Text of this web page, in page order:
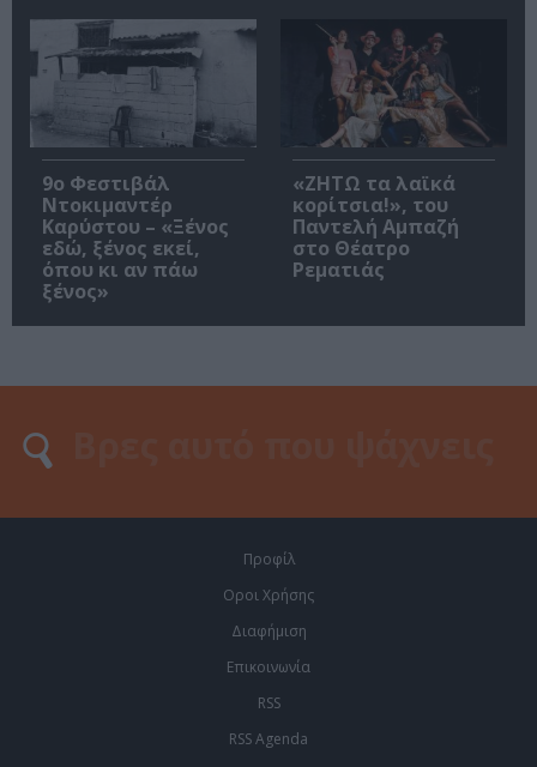
9ο Φεστιβάλ
Ντοκιμαντέρ
Καρύστου – «Ξένος
εδώ, ξένος εκεί,
όπου κι αν πάω
ξένος»
«ΖΗΤΩ τα λαϊκά
κορίτσια!», του
Παντελή Αμπαζή
στο Θέατρο
Ρεματιάς
Προφίλ
Οροι Χρήσης
Διαφήμιση
Επικοινωνία
RSS
RSS Agenda